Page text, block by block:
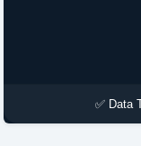
✅ Data